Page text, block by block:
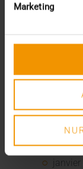
Marketing
janvier
août
juin (4)
mai (5)
mars
février
janvier